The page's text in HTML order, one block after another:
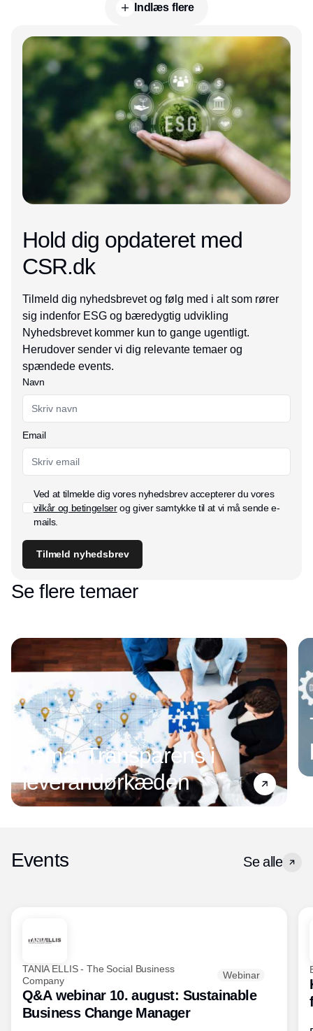
Indlæs flere
Annonce
Hold dig opdateret med
CSR.dk
Tilmeld dig nyhedsbrevet og følg med i alt som rører
sig indenfor ESG og bæredygtig udvikling
Nyhedsbrevet kommer kun to gange ugentligt.
Herudover sender vi dig relevante temaer og
spændede events.
Navn
Email
Ved at tilmelde dig vores nyhedsbrev accepterer du vores
vilkår og betingelserog giver samtykke til at vi må sende e-
mails.
Tilmeld nyhedsbrev
Se flere temaer
Tema: Transparens i
leverandørkæden
Events Se alle
TANIA ELLIS - The Social Business
Company
Webinar
Q&A webinar 10. august: Sustainable
Business Change Manager